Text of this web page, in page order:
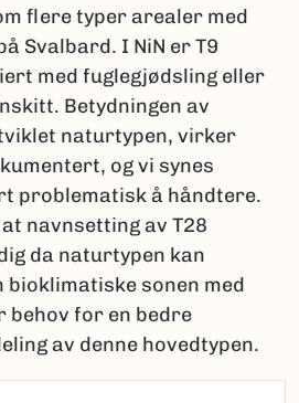
flere typer arealer med
Svalbard. I NiN er T9
med fuglegjødsling eller
Betydningen av
naturtypen, virker
og vi synes
problematisk å håndtere.
navnsetting av T28
da naturtypen kan
bioklimatiske sonen med
behov for en bedre
av denne hovedtypen.